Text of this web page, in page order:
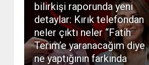
bilirkişi raporunda yeni
detaylar: Kırık telefondan
neler çıktı neler “Fatih
Terim’e yaranacağım diye
ne yaptığının farkında